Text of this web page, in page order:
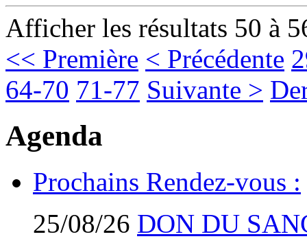
Afficher les résultats 50 à
<< Première < Précédente
64-70 71-77 Suivante >
Agenda
Prochains Rendez-vous :
25/08/26 DON DU